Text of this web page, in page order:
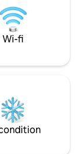
fuldt udstyret
opvarmede
stuen og
Wi-fi